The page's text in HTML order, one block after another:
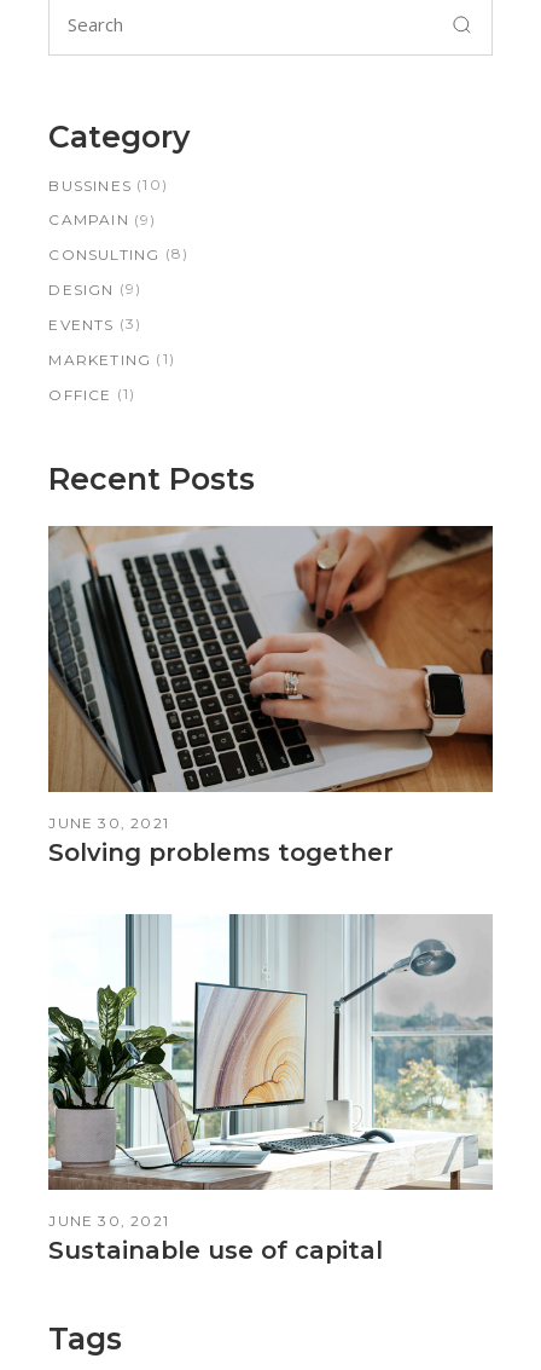
Category
BUSSINES (10)
CAMPAIN (9)
CONSULTING (8)
DESIGN (9)
EVENTS (3)
MARKETING (1)
OFFICE (1)
Recent Posts
JUNE 30, 2021
Solving problems together
JUNE 30, 2021
Sustainable use of capital
Tags